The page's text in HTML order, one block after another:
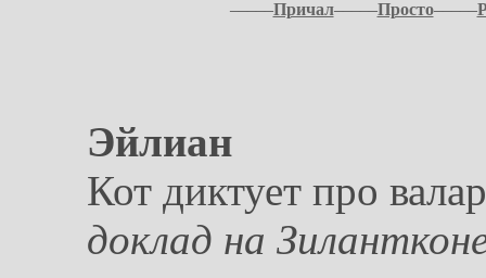
–––––Причал–––––Просто–––––
Эйлиан
Кот диктует про
доклад на